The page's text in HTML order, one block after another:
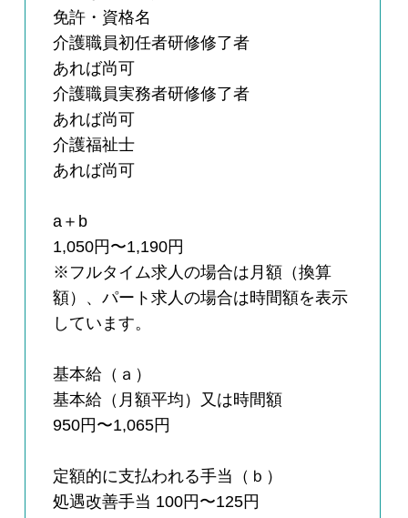
免許・資格名
介護職員初任者研修修了者
あれば尚可
介護職員実務者研修修了者
あれば尚可
介護福祉士
あれば尚可
a＋b
1,050円〜1,190円
※フルタイム求人の場合は月額（換算
額）、パート求人の場合は時間額を表示
しています。
基本給（ａ）
基本給（月額平均）又は時間額
950円〜1,065円
定額的に支払われる手当（ｂ）
処遇改善手当 100円〜125円